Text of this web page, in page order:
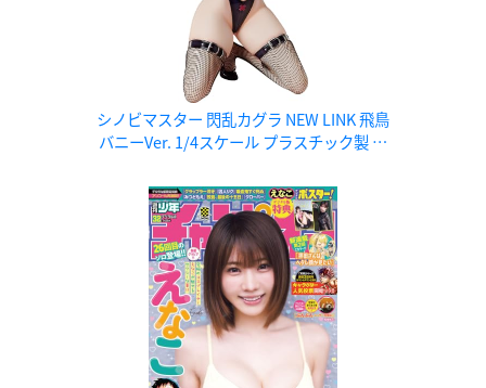
シノビマスター 閃乱カグラ NEW LINK 飛鳥
バニーVer. 1/4スケール プラスチック製 塗